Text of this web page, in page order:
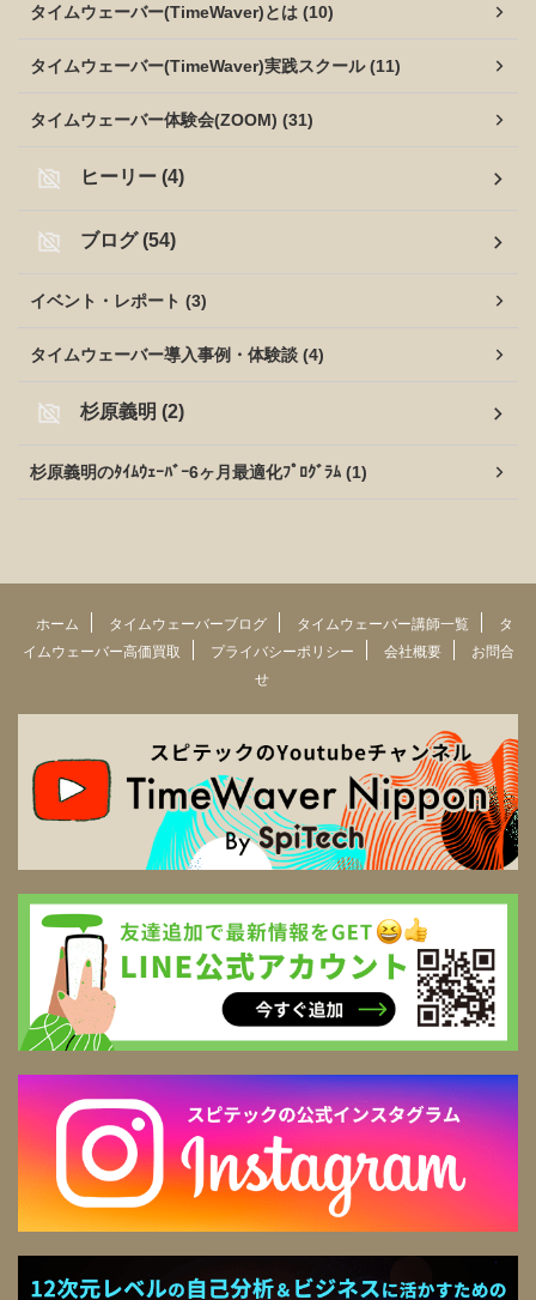
タイムウェーバー(TimeWaver)とは (10)
タイムウェーバー(TimeWaver)実践スクール (11)
タイムウェーバー体験会(ZOOM) (31)
ヒーリー (4)
ブログ (54)
イベント・レポート (3)
タイムウェーバー導入事例・体験談 (4)
杉原義明 (2)
杉原義明のﾀｲﾑｳｪｰﾊﾞｰ6ヶ月最適化ﾌﾟﾛｸﾞﾗﾑ (1)
ホーム タイムウェーバーブログ タイムウェーバー講師一覧
タ
イムウェーバー高価買取
プライバシーポリシー 会社概要
お問合
せ